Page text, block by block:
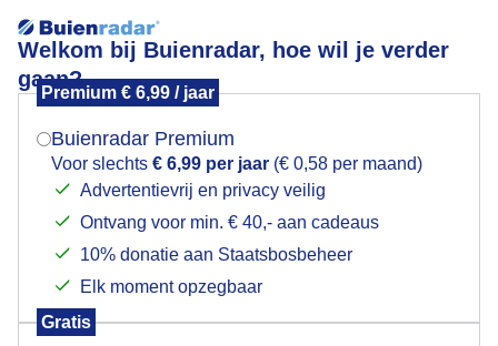
Welkom bij Buienradar, hoe wil je verder
gaan?
Premium € 6,99 / jaar
Buienradar Premium
Voor slechts € 6,99 per jaar (€ 0,58 per maand)
Advertentievrij en privacy veilig
Ontvang voor min. € 40,- aan cadeaus
10% donatie aan Staatsbosbeheer
Elk moment opzegbaar
Gratis
Indrukwekkende wolkenpartijen vandaag in Haarlem
Mogen we je locatie gebruiken voor het
Indien je hier nog geen akkoord op hebt gegeven,
verschijnt er zo een pop-up uit je browser waarin
Is goed, toon de popup